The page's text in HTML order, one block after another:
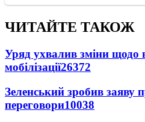
ЧИТАЙТЕ ТАКОЖ
Уряд ухвалив зміни щодо
мобілізації26372
Зеленський зробив заяву
переговори10038